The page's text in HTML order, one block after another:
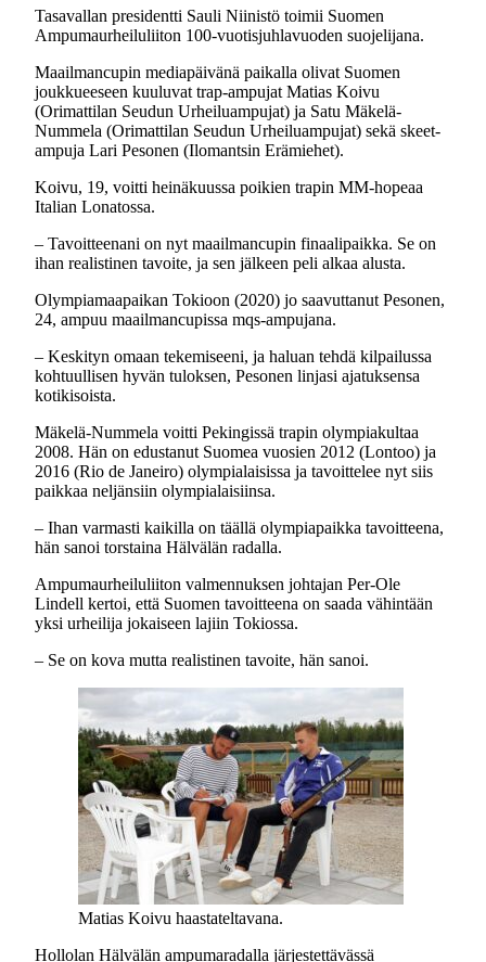
Tasavallan presidentti Sauli Niinistö toimii Suomen
Ampumaurheiluliiton 100-vuotisjuhlavuoden suojelijana.
Maailmancupin mediapäivänä paikalla olivat Suomen
joukkueeseen kuuluvat trap-ampujat Matias Koivu
(Orimattilan Seudun Urheiluampujat) ja Satu Mäkelä-
Nummela (Orimattilan Seudun Urheiluampujat) sekä skeet-
ampuja Lari Pesonen (Ilomantsin Erämiehet).
Koivu, 19, voitti heinäkuussa poikien trapin MM-hopeaa
Italian Lonatossa.
– Tavoitteenani on nyt maailmancupin finaalipaikka. Se on
ihan realistinen tavoite, ja sen jälkeen peli alkaa alusta.
Olympiamaapaikan Tokioon (2020) jo saavuttanut Pesonen,
24, ampuu maailmancupissa mqs-ampujana.
– Keskityn omaan tekemiseeni, ja haluan tehdä kilpailussa
kohtuullisen hyvän tuloksen, Pesonen linjasi ajatuksensa
kotikisoista.
Mäkelä-Nummela voitti Pekingissä trapin olympiakultaa
2008. Hän on edustanut Suomea vuosien 2012 (Lontoo) ja
2016 (Rio de Janeiro) olympialaisissa ja tavoittelee nyt siis
paikkaa neljänsiin olympialaisiinsa.
– Ihan varmasti kaikilla on täällä olympiapaikka tavoitteena,
hän sanoi torstaina Hälvälän radalla.
Ampumaurheiluliiton valmennuksen johtajan Per-Ole
Lindell kertoi, että Suomen tavoitteena on saada vähintään
yksi urheilija jokaiseen lajiin Tokiossa.
– Se on kova mutta realistinen tavoite, hän sanoi.
Matias Koivu haastateltavana.
Hollolan Hälvälän ampumaradalla järjestettävässä